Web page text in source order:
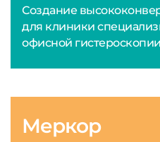
Создание
для клиники
офисной гистероскопии
Меркор